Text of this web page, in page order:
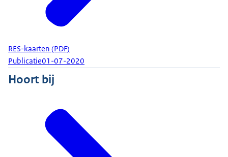
RES-kaarten (PDF)
Publicatie01-07-2020
Hoort bij